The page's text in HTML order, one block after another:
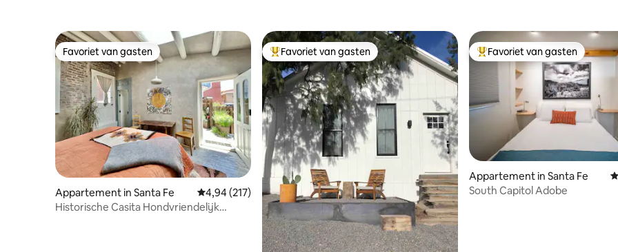
Favoriet van gasten
Favoriet van gasten
Appartement in Santa Fe Gemiddelde beoordeling van 4,94 op 5, 217 recensies
4,94 (217)
Historische Casita Hondvriendelijk
Topfavoriet van gasten
Favoriet van gasten Topfavoriet van gasten
Favoriet van gasten
Appartement in Santa Fe
South Capitol Adobe